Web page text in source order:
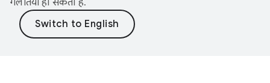
गलतियां हो सकती हैं.